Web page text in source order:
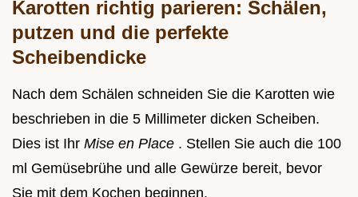
Karotten richtig parieren: Schälen,
putzen und die perfekte
Scheibendicke
Nach dem Schälen schneiden Sie die Karotten wie
beschrieben in die 5 Millimeter dicken Scheiben.
Dies ist Ihr Mise en Place . Stellen Sie auch die 100
ml Gemüsebrühe und alle Gewürze bereit, bevor
Sie mit dem Kochen beginnen.